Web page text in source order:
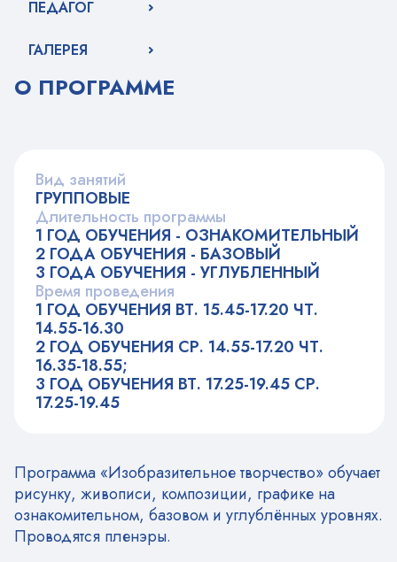
Вид занятий
ГРУППОВЫЕ
Длительность программы
1 ГОД ОБУЧЕНИЯ - ОЗНАКОМИТЕЛЬНЫЙ
2 ГОДА ОБУЧЕНИЯ - БАЗОВЫЙ
3 ГОДА ОБУЧЕНИЯ - УГЛУБЛЕННЫЙ
Время проведения
1 ГОД ОБУЧЕНИЯ ВТ. 15.45-17.20 ЧТ.
14.55-16.30
2 ГОД ОБУЧЕНИЯ СР. 14.55-17.20 ЧТ.
16.35-18.55;
3 ГОД ОБУЧЕНИЯ ВТ. 17.25-19.45 СР.
17.25-19.45
Программа «Изобразительное творчество» обучает
рисунку, живописи, композиции, графике на
ознакомительном, базовом и углублённых уровнях.
Проводятся пленэры.
ПЕДАГОГ
ГАЛЕРЕЯ
О ПРОГРАММЕ